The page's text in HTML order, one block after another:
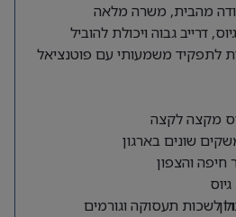
מהבית, משרה מלאה
דרייב גבוה ויכולת להוביל
לתפקיד משמעותי עם פוטנציאל
מקצה לקצה
שונים בארגון
חיפה והצפון
לשכות תעסוקה וגורמים